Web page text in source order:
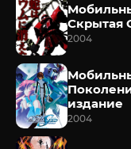
Скрытая
2004
издание
2004